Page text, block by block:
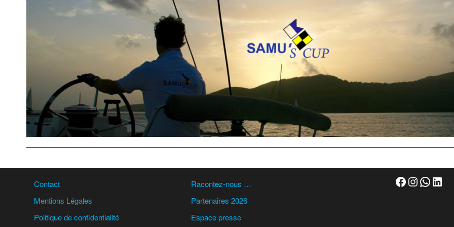
4 - PMB
Contact
Mentions Légales
Politique de confidentialité
Racontez-nous …
Partenaires 2026
Espace presse
Facebook
Instagram